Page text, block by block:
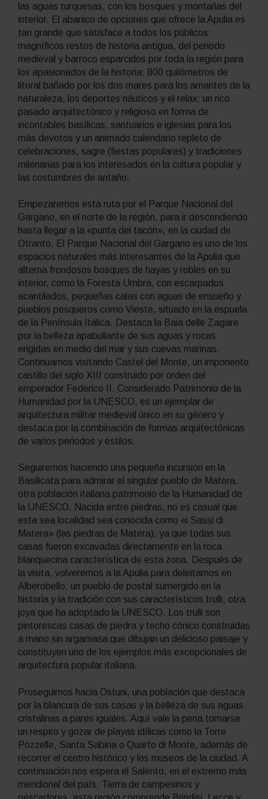
las aguas turquesas, con los bosques y montañas del
interior. El abanico de opciones que ofrece la Apulia es
tan grande que satisface a todos los públicos:
magníficos restos de historia antigua, del periodo
medieval y barroco esparcidos por toda la región para
los apasionados de la historia; 800 quilómetros de
litoral bañado por los dos mares para los amantes de la
naturaleza, los deportes náuticos y el relax; un rico
pasado arquitectónico y religioso en forma de
incontables basílicas, santuarios e iglesias para los
más devotos y un animado calendario repleto de
celebraciones, sagre (fiestas populares) y tradiciones
milenarias para los interesados en la cultura popular y
las costumbres de antaño.
Empezaremos esta ruta por el Parque Nacional del
Gargano, en el norte de la región, para ir descendiendo
hasta llegar a la «punta del tacón», en la ciudad de
Otranto. El Parque Nacional del Gargano es uno de los
espacios naturales más interesantes de la Apulia que
alterna frondosos bosques de hayas y robles en su
interior, como la Foresta Umbra, con escarpados
acantilados, pequeñas calas con aguas de ensueño y
pueblos pesqueros como Vieste, situado en la espuela
de la Península Itálica. Destaca la Baia delle Zagare
por la belleza apabullante de sus aguas y rocas
erigidas en medio del mar y sus cuevas marinas.
Continuamos visitando Castel del Monte, un imponente
castillo del siglo XIII construido por orden del
emperador Federico II. Considerado Patrimonio de la
Humanidad por la UNESCO, es un ejemplar de
arquitectura militar medieval único en su género y
destaca por la combinación de formas arquitectónicas
de varios periodos y estilos.
Seguiremos haciendo una pequeña incursión en la
Basilicata para admirar el singular pueblo de Matera,
otra población italiana patrimonio de la Humanidad de
la UNESCO. Nacida entre piedras, no es casual que
esta sea localidad sea conocida como «i Sassi di
Matera» (las piedras de Matera), ya que todas sus
casas fueron excavadas directamente en la roca
blanquecina característica de esta zona. Después de
la visita, volveremos a la Apulia para deleitarnos en
Alberobello, un pueblo de postal sumergido en la
historia y la tradición con sus característicos trulli, otra
joya que ha adoptado la UNESCO. Los trulli son
pintorescas casas de piedra y techo cónico construidas
a mano sin argamasa que dibujan un delicioso paisaje y
constituyen uno de los ejemplos más excepcionales de
arquitectura popular italiana.
Proseguimos hacia Ostuni, una población que destaca
por la blancura de sus casas y la belleza de sus aguas
cristalinas a pares iguales. Aquí vale la pena tomarse
un respiro y gozar de playas idílicas como la Torre
Pozzelle, Santa Sabina o Quarto di Monte, además de
recorrer el centro histórico y los museos de la ciudad. A
continuación nos espera el Salento, en el extremo más
meridional del país. Tierra de campesinos y